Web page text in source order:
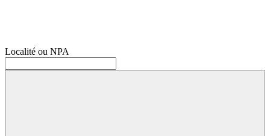
Localité ou NPA